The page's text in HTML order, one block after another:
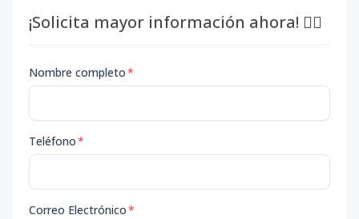
¡Solicita mayor información ahora! 👇🏽
Nombre completo*
Teléfono*
Correo Electrónico*